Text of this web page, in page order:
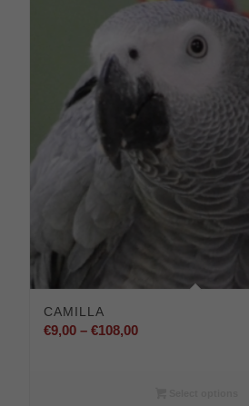
CAMILLA
€9,00 –€108,00Preisspanne: